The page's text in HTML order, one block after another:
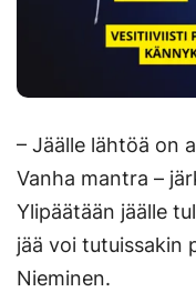
– Jäälle lähtöä on
Vanha mantra –
Ylipäätään jäälle
jää voi tutuissakin
Nieminen.